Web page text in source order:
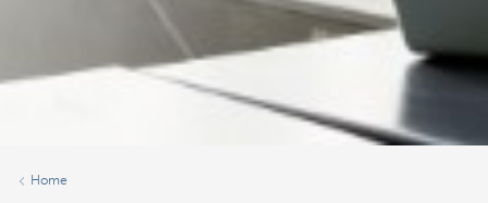
Home